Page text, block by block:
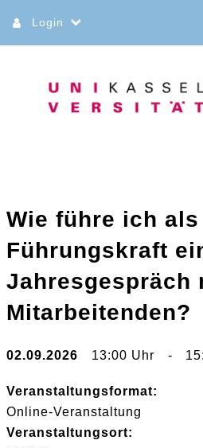
zum
Inhalt
Login
Wie führe ich als
Führungskraft
Jahresgespräch
Mitarbeitenden?
02.09.2026 13:00 Uhr -
Veranstaltungsformat:
Online-Veranstaltung
Veranstaltungsort: